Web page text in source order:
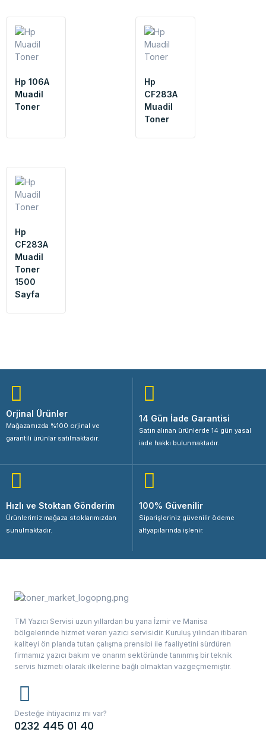
Hp 106A
Muadil
Toner
Hp
CF283A
Muadil
Toner
Hp
CF283A
Muadil
Toner
1500
Sayfa
Orjinal Ürünler
Mağazamızda %100 orjinal ve
garantili ürünlar satılmaktadır.
14 Gün İade Garantisi
Satın alınan ürünlerde 14 gün yasal
iade hakkı bulunmaktadır.
Hızlı ve Stoktan Gönderim
Ürünlerimiz mağaza stoklarımızdan
sunulmaktadır.
100% Güvenilir
Siparişleriniz güvenilir ödeme
altyapılarında işlenir.
TM Yazıcı Servisi uzun yıllardan bu yana İzmir ve Manisa
bölgelerinde hizmet veren yazıcı servisidir. Kuruluş yılından itibaren
kaliteyi ön planda tutan çalışma prensibi ile faaliyetini sürdüren
firmamız yazıcı bakım ve onarım sektöründe tanınmış bir teknik
servis hizmeti olarak ilkelerine bağlı olmaktan vazgeçmemiştir.
Desteğe ihtiyacınız mı var?
0232 445 01 40